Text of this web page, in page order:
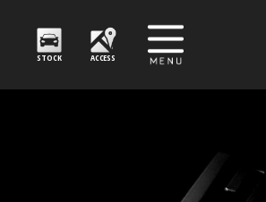
STOCK ACCESS